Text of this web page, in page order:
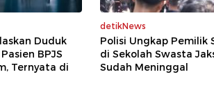
Duduk
BPJS
Ternyata di
detikNews
Polisi Ungkap Pemilik
di Sekolah Swasta
Sudah Meninggal